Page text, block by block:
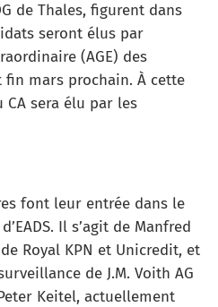
de Thales, figurent dans
seront élus par
(AGE) des
mars prochain. À cette
sera élu par les
font leur entrée dans le
Il s’agit de Manfred
Royal KPN et Unicredit, et
de J.M. Voith AG
Keitel, actuellement